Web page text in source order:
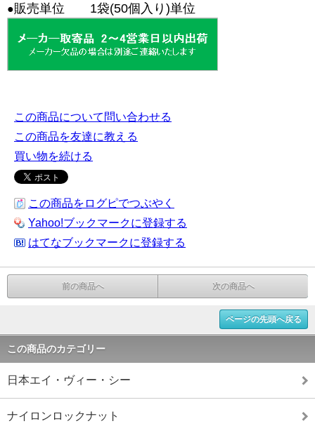
●販売単位 1袋(50個入り)単位
この商品について問い合わせる
この商品を友達に教える
買い物を続ける
この商品をログピでつぶやく
Yahoo!ブックマークに登録する
はてなブックマークに登録する
前の商品へ 次の商品へ
ページの先頭へ戻る
この商品のカテゴリー
日本エイ・ヴィー・シー
ナイロンロックナット